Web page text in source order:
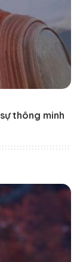
thông minh